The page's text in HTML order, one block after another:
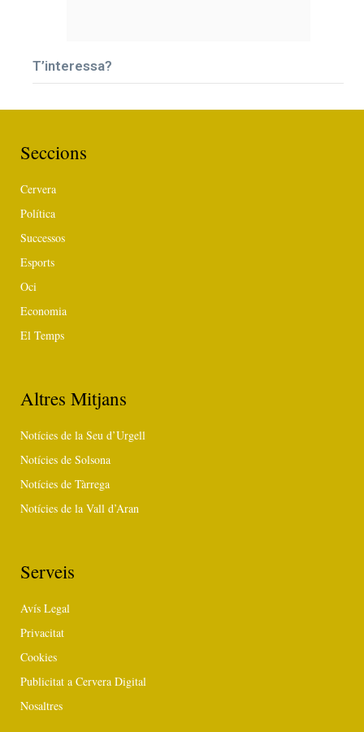
T’interessa?
Seccions
Cervera
Política
Successos
Esports
Oci
Economia
El Temps
Altres Mitjans
Notícies de la Seu d’Urgell
Notícies de Solsona
Notícies de Tàrrega
Notícies de la Vall d’Aran
Serveis
Avís Legal
Privacitat
Cookies
Publicitat a Cervera Digital
Nosaltres